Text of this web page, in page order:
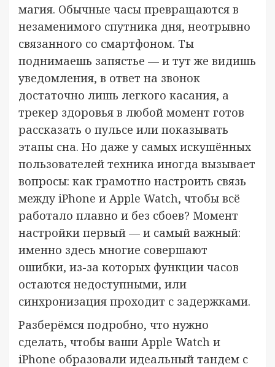
магия. Обычные часы превращаются в
незаменимого спутника дня, неотрывно
связанного со смартфоном. Ты
поднимаешь запястье — и тут же видишь
уведомления, в ответ на звонок
достаточно лишь легкого касания, а
трекер здоровья в любой момент готов
рассказать о пульсе или показывать
этапы сна. Но даже у самых искушённых
пользователей техника иногда вызывает
вопросы: как грамотно настроить связь
между iPhone и Apple Watch, чтобы всё
работало плавно и без сбоев? Момент
настройки первый — и самый важный:
именно здесь многие совершают
ошибки, из-за которых функции часов
остаются недоступными, или
синхронизация проходит с задержками.
Разберёмся подробно, что нужно
сделать, чтобы ваши Apple Watch и
iPhone образовали идеальный тандем с